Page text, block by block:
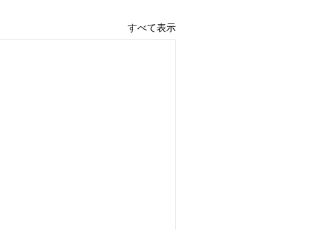
すべて表示